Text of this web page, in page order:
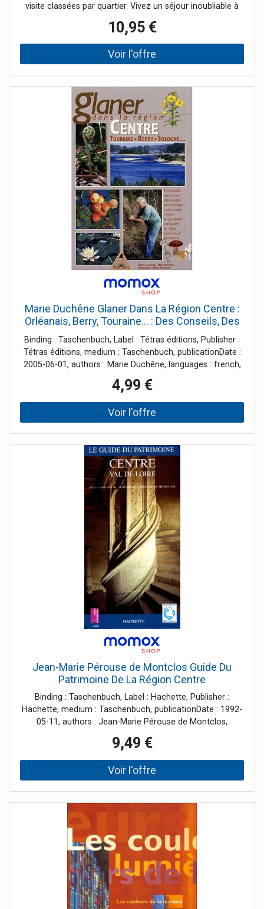
visite classées par quartier. Vivez un séjour inoubliable à
!Découvrez les ivisites incontournables du centre
historique mais aussi des quartiers plus confidentiels et
plus authentiques pour goûter à la vraie vie romaine…• Des
Rome en toile de fond, fouler le sol mythique de Cinecittà,
goûter à la street food dans le Testaccio, découvrir le
quartier de Garbatella à Vespa ou la via Appia à cheval,
passer une soirée avec les Romains dans l’ambiance
bohême de Pigneto…• Les meilleures adresses
soigneusement sélectionnées par nos auteurs : les
artisans ne pas manquer, nos glaciers préférés, le top des
lieux où prendre l’aperitivo, les terrasses et rooftops les
plus sympas, les meilleurs spots pour danser…• Des
quartiers à parcourir en prenant son temps, en mixant les
visites culturelles, les jolies boutiques, les pauses dans un
resto cosy ou en terrasse.• Et aussi : une balade à pied, à
vélo ou à cheval sur la via Apia et des idées pour profiter
de Rome loin de la foule.• Un carnet pratique avec toutes
les infos utiles.• Un plan par quartier et un plan détachable
avec toutes les adresses localisées.
10,95 €
Marie Duchêne Glaner Dans La Région Centre :
Orléanais, Berry, Touraine... : Des Conseils, Des
Astuces, Des Recettes Pour Envisager, Sous Un
Angle Curieux Ou Gourmand, Des Balades Au
Bord De L'Eau, Dans Les Bois, Sur La Lande Et
Dans Les Champs Dans La Ré
Binding : Taschenbuch, Label : Tétras éditions, Publisher :
Tétras éditions, medium : Taschenbuch, publicationDate :
2005-06-01, authors : Marie Duchêne, languages : french,
ISBN : 2915031339
4,99 €
Jean-Marie Pérouse de Montclos Guide Du
Patrimoine De La Région Centre
Binding : Taschenbuch, Label : Hachette, Publisher :
Hachette, medium : Taschenbuch, publicationDate : 1992-
05-11, authors : Jean-Marie Pérouse de Montclos,
9,49 €